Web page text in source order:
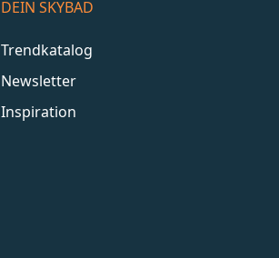
DEIN SKYBAD
Trendkatalog
Newsletter
Inspiration